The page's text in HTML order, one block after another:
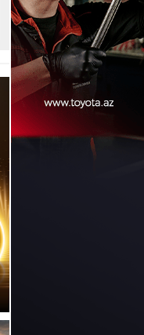
kimi özünü blokladı
HADİSƏ